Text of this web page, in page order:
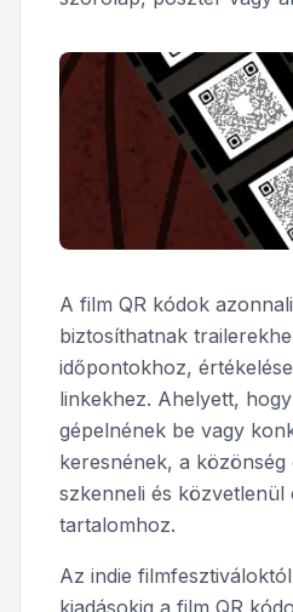
A film QR kódok
biztosíthatnak
időpontokhoz,
linkekhez. Ahelyett,
gépelnének be vagy
keresnének, a közönség
szkenneli és
tartalomhoz.
Az indie